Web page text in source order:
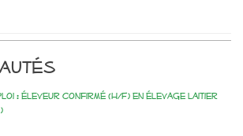
: éleveur confirmé (H/F) en élevage laitier